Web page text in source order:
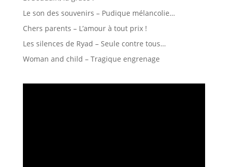
Le son des souvenirs – Pudique mélancolie…
Chers parents – L’amour à tout prix !
Les silences de Ryad – Seule contre tous…
Woman and child – Tragique engrenage